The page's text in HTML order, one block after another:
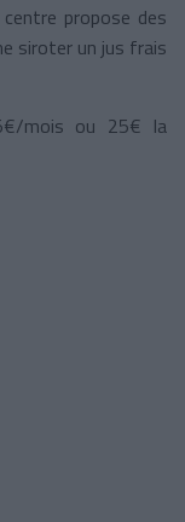
propose des
siroter un jus frais
mois ou 25€ la